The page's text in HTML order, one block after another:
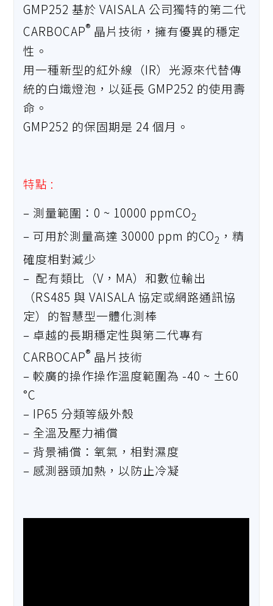
GMP252 基於 VAISALA 公司獨特的第二代
CARBOCAP® 晶片技術，擁有優異的穩定
性。
用一種新型的紅外線（IR）光源來代替傳
統的白熾燈泡，以延長 GMP252 的使用壽
命。
GMP252 的保固期是 24 個月。
特點 :
– 測量範圍：0 ~ 10000 ppmCO2
– 可用於測量高達 30000 ppm 的CO2 ，精
確度相對減少
– 配有類比（V，MA）和數位輸出
（RS485 與 VAISALA 協定或網路通訊協
定）的智慧型一體化測棒
– 卓越的長期穩定性與第二代專有
CARBOCAP® 晶片技術
– 較廣的操作操作溫度範圍為 -40 ~ ±60
°C
– IP65 分類等級外殼
– 全溫及壓力補償
– 背景補償：氧氣，相對濕度
– 感測器頭加熱，以防止冷凝​